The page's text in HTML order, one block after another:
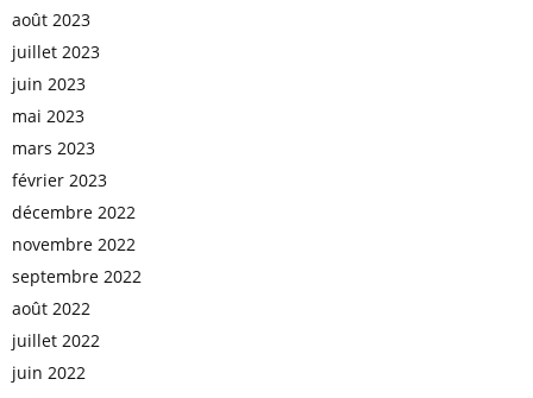
août 2023
juillet 2023
juin 2023
mai 2023
mars 2023
février 2023
décembre 2022
novembre 2022
septembre 2022
août 2022
juillet 2022
juin 2022